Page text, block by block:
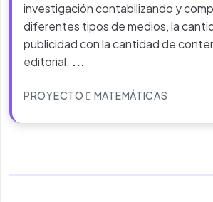
investigación contabilizando y
diferentes tipos de medios, la
publicidad con la cantidad de
editorial. ...
PROYECTO MATEMÁTICAS